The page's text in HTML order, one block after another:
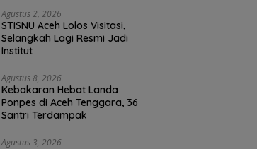
Agustus 2, 2026
STISNU Aceh Lolos Visitasi,
Selangkah Lagi Resmi Jadi
Institut
Agustus 8, 2026
Kebakaran Hebat Landa
Ponpes di Aceh Tenggara, 36
Santri Terdampak
Agustus 3, 2026